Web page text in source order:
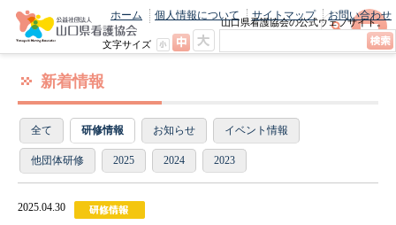
山口県看護協会の公式ウェブサイト。
最新のニュースやお知らせをいち早くお
ホーム 個人情報について サイトマップ お問い合わせ
文字サイズ
新着情報
全て 研修情報 お知らせ イベント情報
他団体研修 2025 2024 2023
2025.04.30